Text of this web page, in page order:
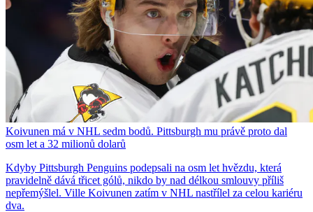
Koivunen má v NHL sedm bodů. Pittsburgh mu právě proto dal
osm let a 32 milionů dolarů
Kdyby Pittsburgh Penguins podepsali na osm let hvězdu, která
pravidelně dává třicet gólů, nikdo by nad délkou smlouvy příliš
nepřemýšlel. Ville Koivunen zatím v NHL nastřílel za celou kariéru
dva.